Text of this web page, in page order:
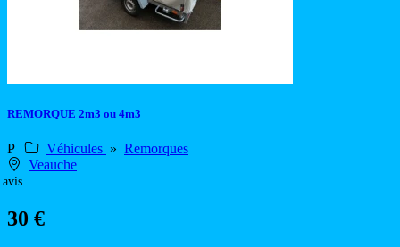
REMORQUE 2m3 ou 4m3
P Véhicules » Remorques
Veauche
avis
30 €